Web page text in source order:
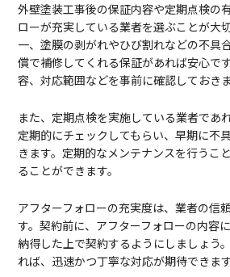
外壁塗装工事後の保証内容や定期点検の
ローが充実している業者を選ぶことが大
一、塗膜の剥がれやひび割れなどの不具
償で補修してくれる保証があれば安心で
容、対応範囲などを事前に確認しておきま
また、定期点検を実施している業者であ
定期的にチェックしてもらい、早期に不
きます。定期的なメンテナンスを行うこ
ることができます。
アフターフォローの充実度は、業者の信
す。契約前に、アフターフォローの内容
納得した上で契約するようにしましょう
れば、迅速かつ丁寧な対応が期待できます